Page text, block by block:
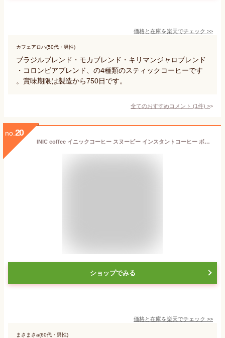
価格と在庫を楽天でチェック >>
カフェアロハ(50代・男性)
ブラジルブレンド・モカブレンド・キリマンジャロブレンド
・コロンビアブレンド、の4種類のスティックコーヒーです
。賞味期限は製造から750日です。
全てのおすすめコメント (1件) >
no. 20
INIC coffee イニックコーヒー スヌーピー インスタントコーヒー ボトル 瓶 カフェオレ カフェラテ ブラック ブレンド ブラック デカフェ 御中元 父の日ギフト プレゼント 美味しい ギフト 贈り物
ショップでみる
価格と在庫を楽天でチェック >>
まさまさa(60代・男性)